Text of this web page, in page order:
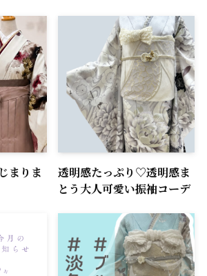
まりま
透明感たっぷり♡透明感ま
とう大人可愛い振袖コーデ